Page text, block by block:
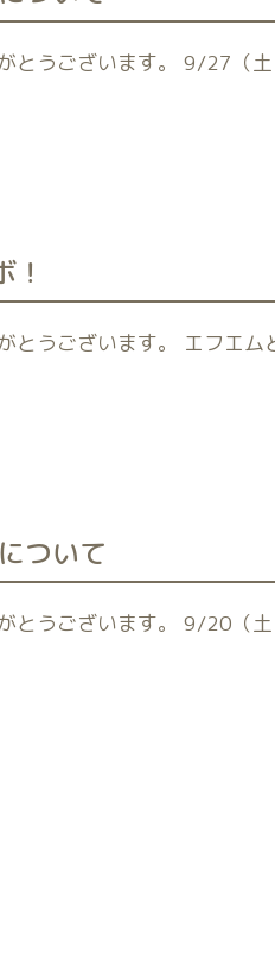
とうございます。 9/27（
とうございます。 エフエム
ついて
とうございます。 9/20（